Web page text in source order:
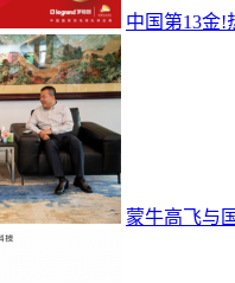
中国第13金!
蒙牛高飞与